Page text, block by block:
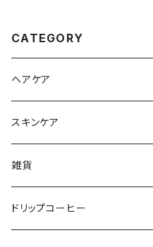
CATEGORY
ヘアケア
シャンプー
トリートメント
スキンケア
洗顔フォーム
ボディウォッシュ
雑貨
ドリップコーヒー